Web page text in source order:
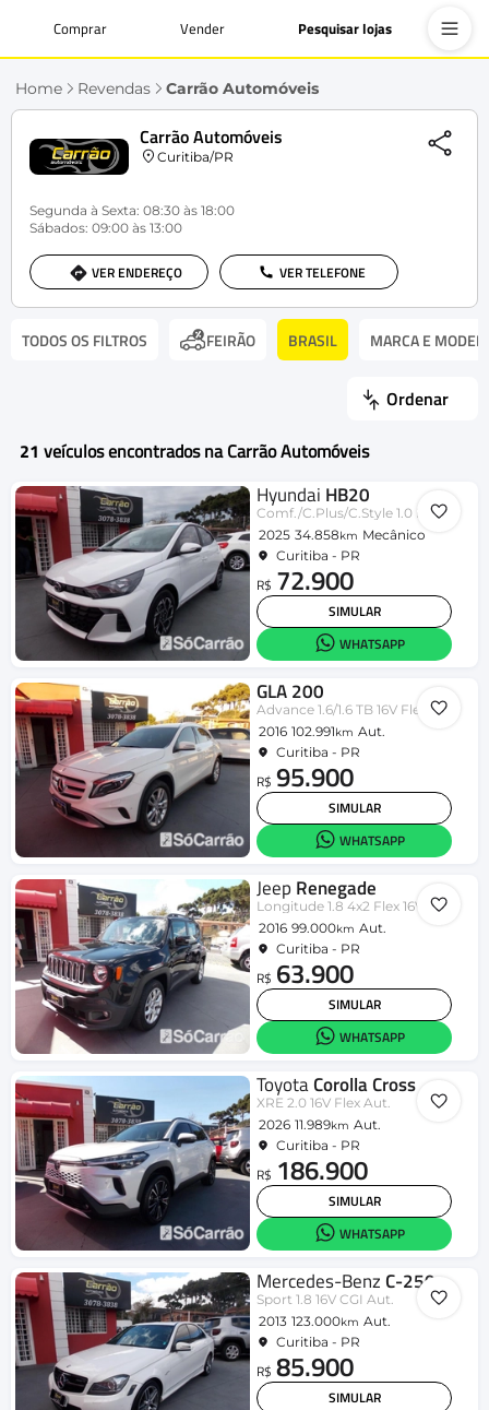
Comprar Vender Pesquisar lojas
Home Revendas Carrão Automóveis
Carrão Automóveis
Curitiba/PR
Segunda à Sexta: 08:30 às 18:00
Sábados: 09:00 às 13:00
VER ENDEREÇO VER TELEFONE
TODOS OS FILTROS FEIRÃO BRASIL MARCA E
Ordenar
21 veículos encontrados na Carrão Automóveis
Hyundai HB20
Comf./C.Plus/C.Style 1.0 Flex 12V
2025 34.858km Mecânico
Curitiba - PR
R$ 72.900
SIMULAR
WHATSAPP
GLA 200
Advance 1.6/1.6 TB 16V Flex Aut.
2016 102.991km Aut.
Curitiba - PR
R$ 95.900
SIMULAR
WHATSAPP
Jeep Renegade
Longitude 1.8 4x2 Flex 16V Aut.
2016 99.000km Aut.
Curitiba - PR
R$ 63.900
SIMULAR
WHATSAPP
ToyotaCorolla Cross
XRE 2.0 16V Flex Aut.
2026 11.989km Aut.
Curitiba - PR
R$ 186.900
SIMULAR
WHATSAPP
Mercedes-Benz C-250
Sport 1.8 16V CGI Aut.
2013 123.000km Aut.
Curitiba - PR
R$ 85.900
SIMULAR